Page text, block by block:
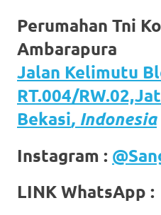
Perumahan Tni
Ambarapura
Jalan Kelimutu
RT.004/
Bekasi, Indonesia
Instagram :
LINK WhatsApp :